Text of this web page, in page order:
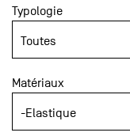
Typologie
Matériaux